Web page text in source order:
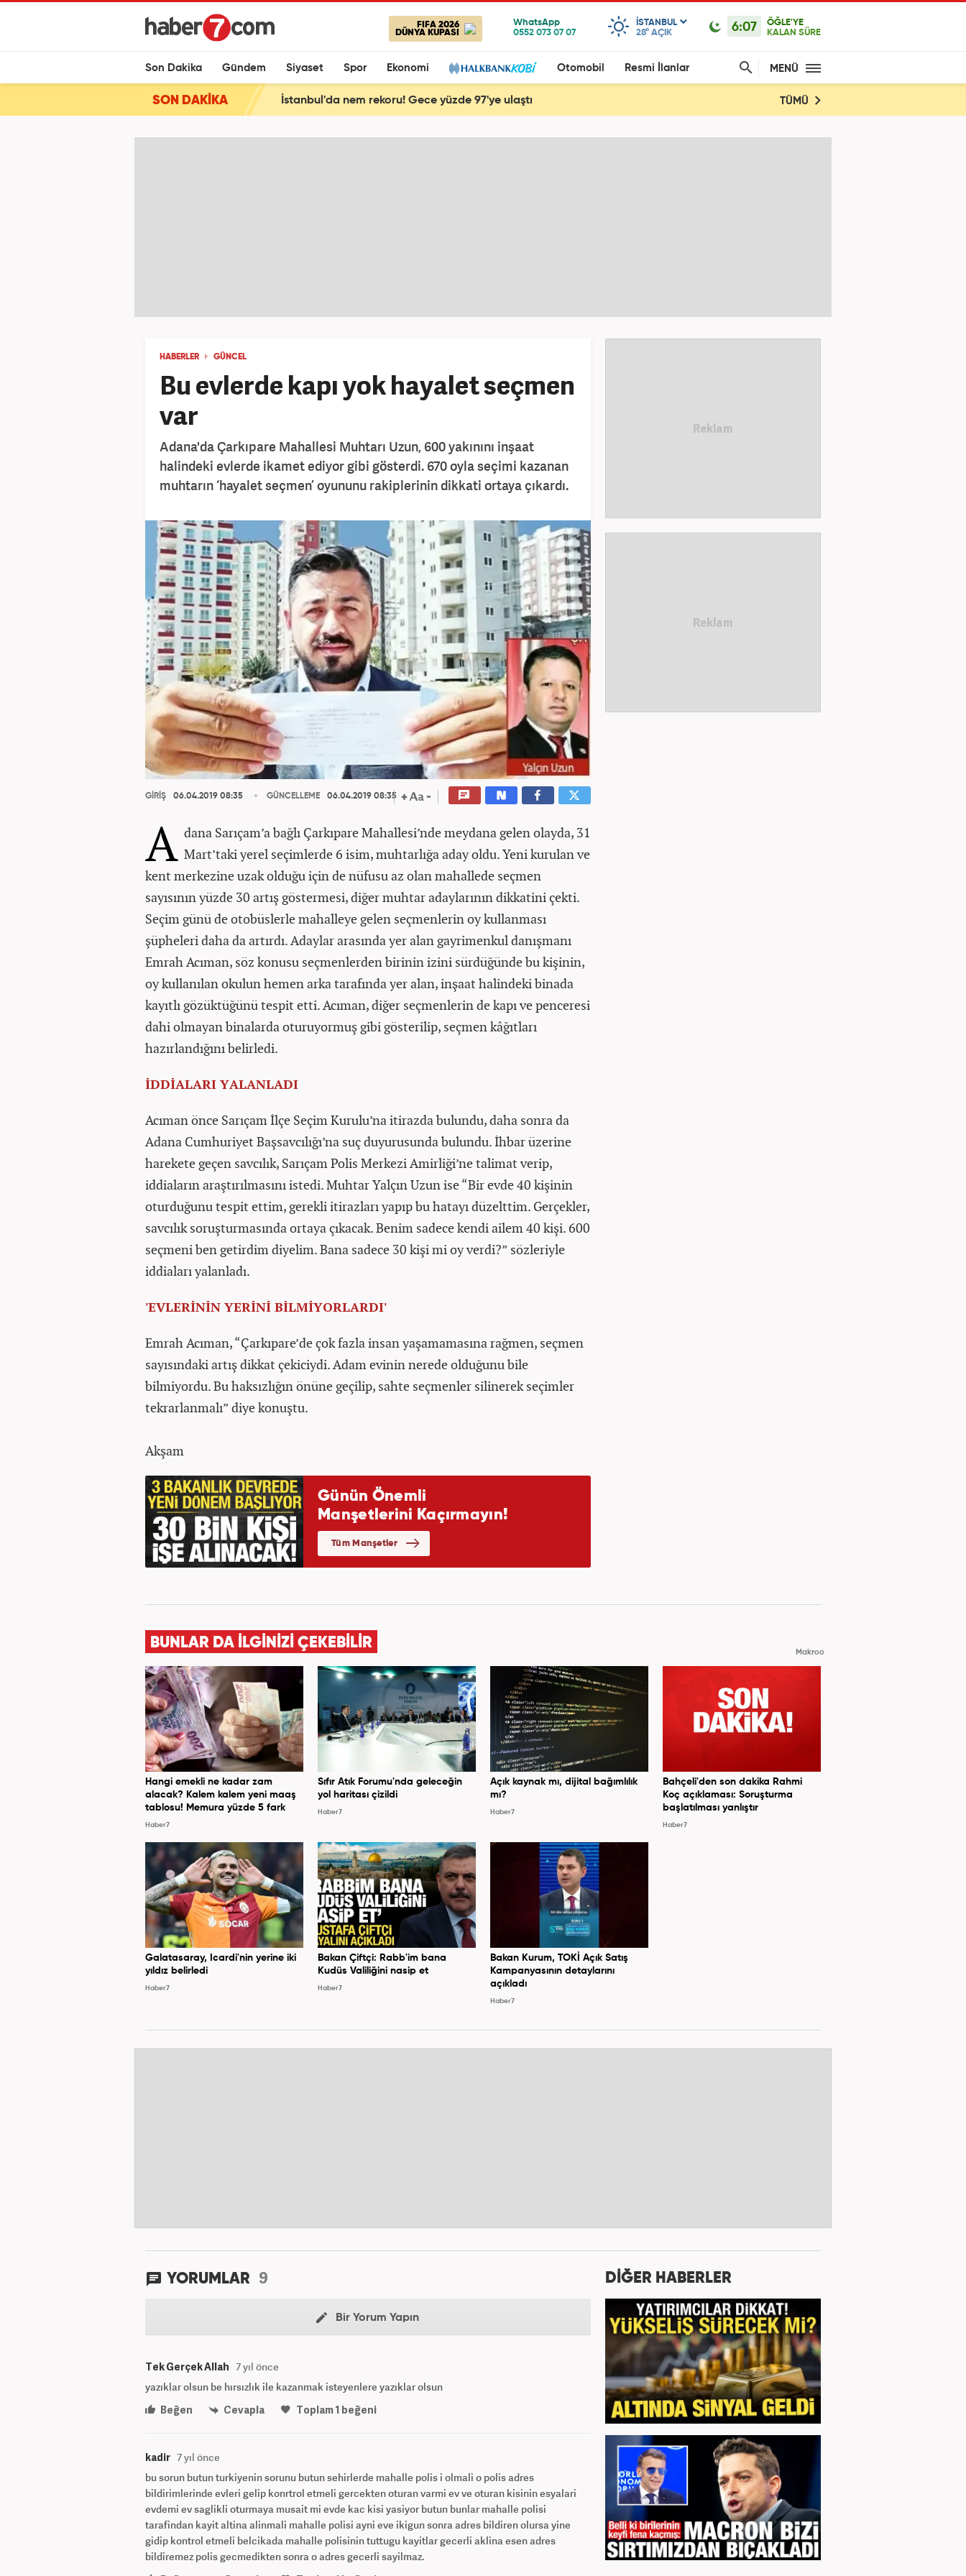
FIFA 2026
DÜNYA KUPASI
ISTANBUL
28° AÇIK 6:07
ÖĞLE'YE
KALAN SÜRE
Son Dakika Gündem Siyaset Spor Ekonomi Otomobil Resmi İlanlar MENÜ
SON DAKİKA İstanbul'da nem rekoru! Gece yüzde 97'ye ulaştı TÜMÜ
HABERLER GÜNCEL
Bu evlerde kapı yok hayalet seçmen
var
Adana'da Çarkıpare Mahallesi Muhtarı Uzun, 600 yakınını inşaat
halindeki evlerde ikamet ediyor gibi gösterdi. 670 oyla seçimi kazanan
muhtarın ‘hayalet seçmen’ oyununu rakiplerinin dikkati ortaya çıkardı.
GİRİŞ 06.04.2019 08:35 GÜNCELLEME 06.04.2019 08:35
A dana Sarıçam’a bağlı Çarkıpare Mahallesi’nde meydana gelen olayda, 31
Mart’taki yerel seçimlerde 6 isim, muhtarlığa aday oldu. Yeni kurulan ve
kent merkezine uzak olduğu için de nüfusu az olan mahallede seçmen
sayısının yüzde 30 artış göstermesi, diğer muhtar adaylarının dikkatini çekti.
Seçim günü de otobüslerle mahalleye gelen seçmenlerin oy kullanması
şüpheleri daha da artırdı. Adaylar arasında yer alan gayrimenkul danışmanı
Emrah Acıman, söz konusu seçmenlerden birinin izini sürdüğünde bu kişinin,
oy kullanılan okulun hemen arka tarafında yer alan, inşaat halindeki binada
kayıtlı gözüktüğünü tespit etti. Acıman, diğer seçmenlerin de kapı ve penceresi
dahi olmayan binalarda oturuyormuş gibi gösterilip, seçmen kâğıtları
hazırlandığını belirledi.
İDDİALARI YALANLADI
Acıman önce Sarıçam İlçe Seçim Kurulu’na itirazda bulundu, daha sonra da
Adana Cumhuriyet Başsavcılığı’na suç duyurusunda bulundu. İhbar üzerine
harekete geçen savcılık, Sarıçam Polis Merkezi Amirliği’ne talimat verip,
iddiaların araştırılmasını istedi. Muhtar Yalçın Uzun ise “Bir evde 40 kişinin
oturduğunu tespit ettim, gerekli itirazları yapıp bu hatayı düzelttim. Gerçekler,
savcılık soruşturmasında ortaya çıkacak. Benim sadece kendi ailem 40 kişi. 600
seçmeni ben getirdim diyelim. Bana sadece 30 kişi mi oy verdi?” sözleriyle
iddiaları yalanladı.
'EVLERİNİN YERİNİ BİLMİYORLARDI'
Emrah Acıman, “Çarkıpare’de çok fazla insan yaşamamasına rağmen, seçmen
sayısındaki artış dikkat çekiciydi. Adam evinin nerede olduğunu bile
bilmiyordu. Bu haksızlığın önüne geçilip, sahte seçmenler silinerek seçimler
tekrarlanmalı” diye konuştu.
Akşam
BUNLAR DA İLGİNİZİ ÇEKEBİLİR
Makroo
Hangi emekli ne kadar zam
alacak? Kalem kalem yeni maaş
tablosu! Memura yüzde 5 fark
Haber7
Sıfır Atık Forumu'nda geleceğin
yol haritası çizildi
Haber7
Açık kaynak mı, dijital bağımlılık
mı?
Haber7
Bahçeli'den son dakika Rahmi
Koç açıklaması: Soruşturma
başlatılması yanlıştır
Haber7
Galatasaray, Icardi'nin yerine iki
yıldız belirledi
Haber7
Bakan Çiftçi: Rabb'im bana
Kudüs Valiliğini nasip et
Haber7
Bakan Kurum, TOKİ Açık Satış
Kampanyasının detaylarını
açıkladı
Haber7
YORUMLAR 9
Bir Yorum Yapın
Tek Gerçek Allah 7 yıl önce
yazıklar olsun be hırsızlık ile kazanmak isteyenlere yazıklar olsun
Beğen
Cevapla Toplam1 beğeni
kadir 7 yıl önce
bu sorun butun turkiyenin sorunu butun sehirlerde mahalle polis i olmali o polis adres
bildirimlerinde evleri gelip konrtrol etmeli gercekten oturan varmi ev ve oturan kisinin esyalari
evdemi ev saglikli oturmaya musait mi evde kac kisi yasiyor butun bunlar mahalle polisi
tarafindan kayit altina alinmali mahalle polisi ayni eve ikigun sonra adres bildiren olursa yine
gidip kontrol etmeli belcikada mahalle polisinin tuttugu kayitlar gecerli aklina esen adres
bildiremez polis gecmedikten sonra o adres gecerli sayilmaz.
DİĞER HABERLER